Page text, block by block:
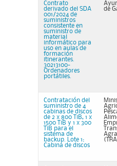
Contrato
derivado del SDA
001/2024 de
suministros
consistente en
suministro de
material
informático para
uso en aulas de
formación
itinerantes.
30213100-
Ordenadores
portátiles.
de
Contratación del
suministro de 4
cabinas de discos
de 2 x 800 TiB, 1 x
1500 TiB y 1 x 300
TiB para el
sistema de
backup. Lote 1:
Cabina de discos